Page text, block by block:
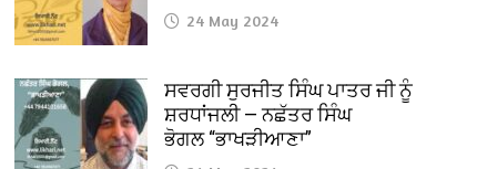
24 May 2024
ਸਵਰਗੀ ਸੁਰਜੀਤ ਸਿੰਘ ਪਾਤਰ ਜੀ ਨੂੰ
ਸ਼ਰਧਾਂਜਲੀ — ਨਛੱਤਰ ਸਿੰਘ
ਭੋਗਲ “ਭਾਖੜੀਆਣਾ”